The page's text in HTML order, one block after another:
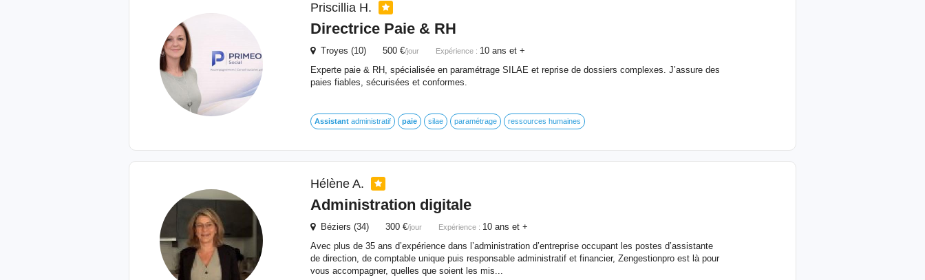
Priscillia H.
Directrice Paie& RH
Troyes (10) 500 €/jour Expérience : 10 ans et +
Experte paie & RH, spécialisée en paramétrage SILAE et reprise de dossiers complexes. J’assure des
paies fiables, sécurisées et conformes.
Assistantadministratif paie silae paramétrage ressources humaines
Hélène A.
Administration digitale
Béziers (34) 300 €/jour Expérience : 10 ans et +
Avec plus de 35 ans d’expérience dans l’administration d’entreprise occupant les postes d’assistante
de direction, de comptable unique puis responsable administratif et financier, Zengestionpro est là pour
vous accompagner, quelles que soient les mis...